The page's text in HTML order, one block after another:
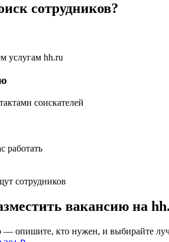
сотрудников?
услугам hh.ru
соискателей
работать
сотрудников
вакансию на
— опишите, кто нужен, и выбирайте